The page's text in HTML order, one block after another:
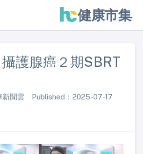
健康市集
護腺癌２期SBRT
新聞雲 Published：2025-07-17